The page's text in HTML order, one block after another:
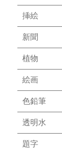
挿絵
新聞
植物
絵画
色鉛筆
透明水
題字